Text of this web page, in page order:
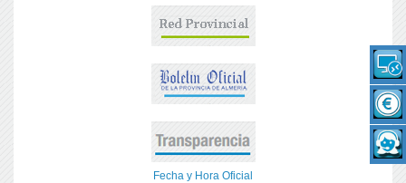
Fecha y Hora Oficial